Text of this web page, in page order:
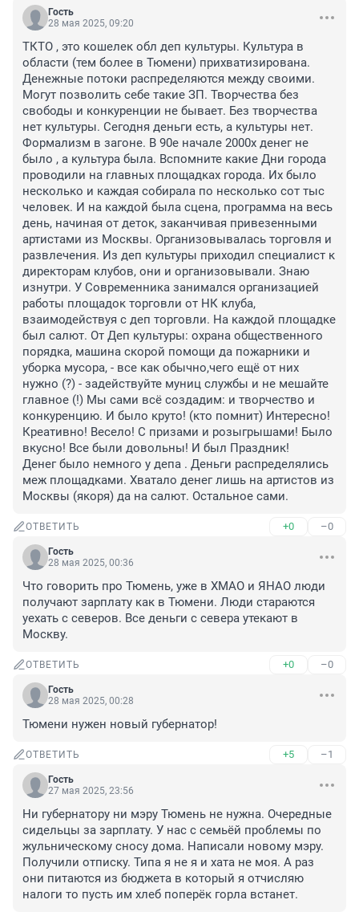
Гость
28 мая 2025, 09:20
ТКТО , это кошелек обл деп культуры. Культура в
области (тем более в Тюмени) прихватизирована.
Денежные потоки распределяются между своими.
Могут позволить себе такие ЗП. Творчества без
свободы и конкуренции не бывает. Без творчества
нет культуры. Сегодня деньги есть, а культуры нет.
Формализм в загоне. В 90е начале 2000х денег не
было , а культура была. Вспомните какие Дни города
проводили на главных площадках города. Их было
несколько и каждая собирала по несколько сот тыс
человек. И на каждой была сцена, программа на весь
день, начиная от деток, заканчивая привезенными
артистами из Москвы. Организовывалась торговля и
развлечения. Из деп культуры приходил специалист к
директорам клубов, они и организовывали. Знаю
изнутри. У Современника занимался организацией
работы площадок торговли от НК клуба,
взаимодействуя с деп торговли. На каждой площадке
был салют. От Деп культуры: охрана общественного
порядка, машина скорой помощи да пожарники и
уборка мусора, - все как обычно,чего ещё от них
нужно (?) - задействуйте муниц службы и не мешайте
главное (!) Мы сами всё создадим: и творчество и
конкуренцию. И было круто! (кто помнит) Интересно!
Креативно! Весело! С призами и розыгрышами! Было
вкусно! Все были довольны! И был Праздник!
Денег было немного у депа . Деньги распределялись
меж площадками. Хватало денег лишь на артистов из
Москвы (якоря) да на салют. Остальное сами.
ОТВЕТИТЬ +0 –0
Гость
28 мая 2025, 00:36
Что говорить про Тюмень, уже в ХМАО и ЯНАО люди
получают зарплату как в Тюмени. Люди стараются
уехать с северов. Все деньги с севера утекают в
Москву.
ОТВЕТИТЬ +0 –0
Гость
28 мая 2025, 00:28
Тюмени нужен новый губернатор!
ОТВЕТИТЬ +5 –1
Гость
27 мая 2025, 23:56
Ни губернатору ни мэру Тюмень не нужна. Очередные
сидельцы за зарплату. У нас с семьёй проблемы по
жульническому сносу дома. Написали новому мэру.
Получили отписку. Типа я не я и хата не моя. А раз
они питаются из бюджета в который я отчисляю
налоги то пусть им хлеб поперёк горла встанет.